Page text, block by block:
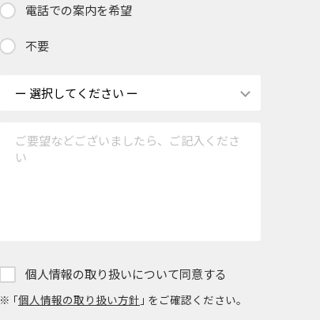
電話での案内を希望
不要
個人情報の取り扱いについて同意する
※ ｢個人情報の取り扱い方針 ｣ をご確認ください。